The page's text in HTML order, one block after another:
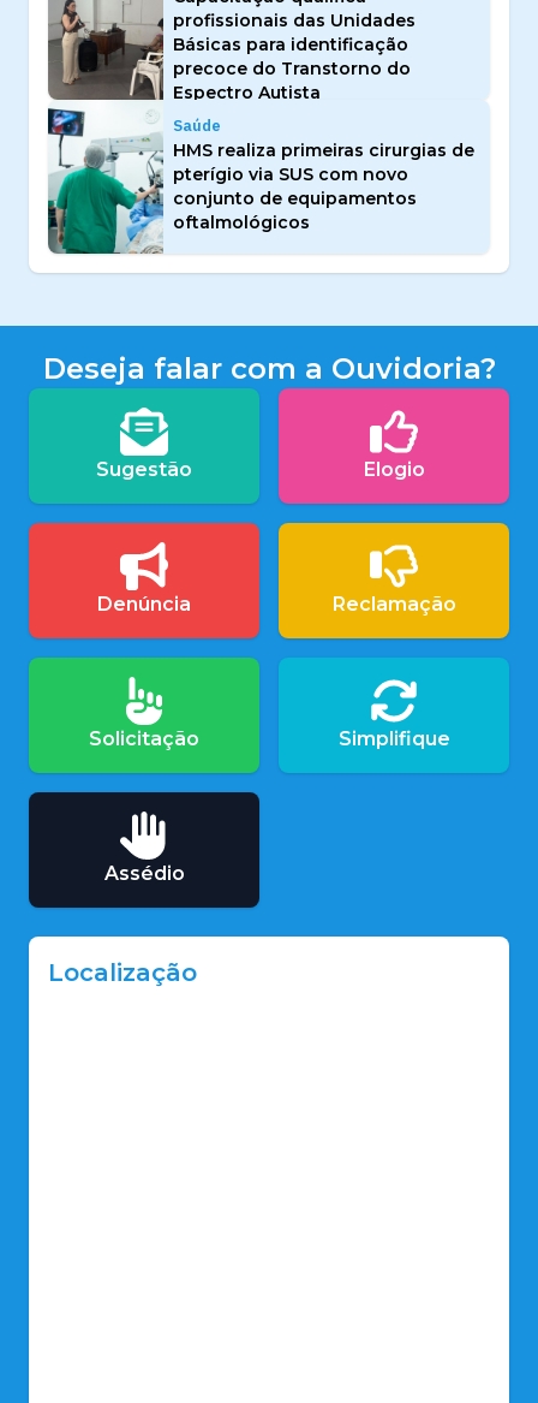
profissionais das Unidades
Básicas para identificação
precoce do Transtorno do
Espectro Autista
Saúde
HMS realiza primeiras cirurgias de
pterígio via SUS com novo
conjunto de equipamentos
oftalmológicos
Deseja falar com a Ouvidoria?
Sugestão Elogio
Denúncia Reclamação
Solicitação Simplifique
Assédio
Localização